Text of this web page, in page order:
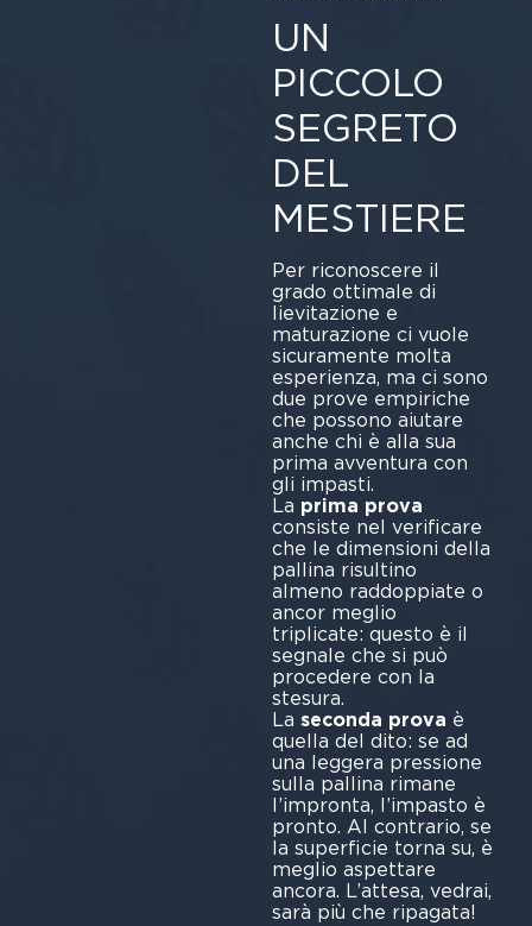
UN
PICCOLO
SEGRETO
DEL
MESTIERE
Per riconoscere il
grado ottimale di
lievitazione e
maturazione ci vuole
sicuramente molta
esperienza, ma ci sono
due prove empiriche
che possono aiutare
anche chi è alla sua
prima avventura con
gli impasti.
La prima prova
consiste nel verificare
che le dimensioni della
pallina risultino
almeno raddoppiate o
ancor meglio
triplicate: questo è il
segnale che si può
procedere con la
stesura.
La seconda prova è
quella del dito: se ad
una leggera pressione
sulla pallina rimane
l’impronta, l’impasto è
pronto. Al contrario, se
la superficie torna su, è
meglio aspettare
ancora. L’attesa, vedrai,
sarà più che ripagata!